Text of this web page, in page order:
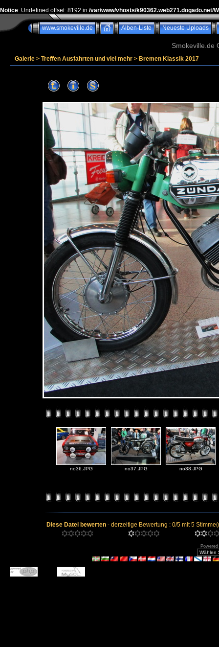
Notice: Undefined offset: 8192 in /var/www/vhosts/k90362.web271.dogado.net/
www.smokeville.de Alben-Liste Neueste Uploads
Smokeville.de
Galerie > Treffen Ausfahrten und viel mehr > Bremen Klassik 2017
no36.JPG no37.JPG no38.JPG
Diese Datei bewerten - derzeitige Bewertung : 0/5 mit 5